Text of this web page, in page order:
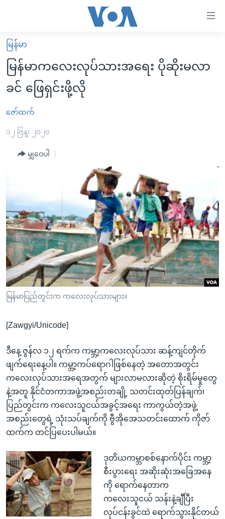
လွယ်ကူ
စေ
သည့်
များ
ပင်မ
ရန်
ပင်မ
အ
ညွန်း
စာမျက်နှာ
သို့
ကျော်
ကြည့်
ရှာဖွေ
နေရာ
သို့
ကျော်
ရန်
မူလစာမျက်နှာ
မြန်မာ
ကမ္ဘာ့သတင်းများ
နိုင်ငံတကာ
အမေရိကန်
အစ္စရေး-ပါလက်စတိုင်း
ဗွီဒီယို
သတင်းလွတ်လပ်ခွင့်
အင်္ဂလိပ်စာလေ့လာမယ်
ရုပ်ရှင်ထဲက အင်္ဂလိပ်စာ
သုတပဒေသာ အင်္ဂလိပ်စာ
တီဗွီ
ရေဒီယိုနှင့်ရုပ်သံ အချက်အလက်များ
ရေဒီယို/တီဗွီအစီအစဉ်
Learning English
ဗွီအိုအေ လူမှုကွန်ယက်များ
မြန်မာ
မြန်မာကလေးလုပ်သားအရေး ပိုဆိုးမလာ
ခင် ဖြေရှင်းဖို့လို
ဇော်ထက်
၁၂ ဇြန္၊ ၂၀၂၀
မျှဝေပါ
မြန်မာပြည်တွင်းက ကလေးလုပ်သားများ။
[Zawgyi/Unicode]
ဒီနေ့ ဇွန်လ ၁၂ ရက်က ကမ္ဘာ့ကလေးလုပ်သား ဆန့်ကျင်တိုက်
ဖျက်ရေးနေ့ပါ။ ကမ္ဘာ့ကပ်ရောဂါဖြစ်နေတဲ့ အတောအတွင်း
ကလေးလုပ်သားအရေအတွက် များလာမလားဆိုတဲ့ စိုးရိမ်မှုတွေ
နဲ့အတူ နိုင်ငံတကာအဖွဲ့အစည်းတချို့ သတင်းထုတ်ပြန်ချက်၊
ပြည်တွင်းက ကလေးသူငယ်အခွင့်အရေး ကာကွယ်တဲ့အဖွဲ့
အစည်းတွေရဲ့ သုံးသပ်ချက်ကို ဗွီအိုအေသတင်းထောက် ကိုဇာ်
ထက်က တင်ပြပေးပါမယ်။
ဒုတိယကမ္ဘာစစ်နောက်ပိုင်း ကမ္ဘာ့
စီးပွားရေး အဆိုးဆုံးအခြေအနေ
ကို ရောက်နေတာက
ကလေးသူငယ် သန်းနဲ့ချီပြီး
လုပ်ငန်းခွင်ထဲ ရောက်သွားနိုင်တယ်